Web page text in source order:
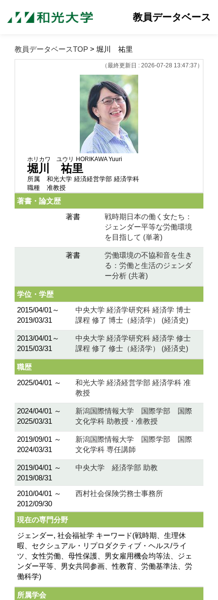
教員データベース
教員データベースTOP > 堀川 祐里
（最終更新日 : 2026-07-28 13:47:37）
ホリカワ ユウリ HORIKAWA Yuuri
堀川 祐里
所属
和光大学 経済経営学部 経済学科
職種
准教授
著書・論文歴
著書
戦時期日本の働く女たち：
ジェンダー平等な労働環境
を目指して (単著)
著書
労働環境の不協和音を生き
る：労働と生活のジェンダ
ー分析 (共著)
学位・学歴
2015/04/01～
2019/03/31
中央大学 経済学研究科 経済学 博士
課程 修了 博士（経済学） (経済史)
2013/04/01～
2015/03/31
中央大学 経済学研究科 経済学 修士
課程 修了 修士（経済学） (経済史)
職歴
2025/04/01 ～
和光大学 経済経営学部 経済学科 准
教授
2024/04/01 ～
2025/03/31
新潟国際情報大学 国際学部 国際
文化学科 助教授・准教授
2019/09/01 ～
2024/03/31
新潟国際情報大学 国際学部 国際
文化学科 専任講師
2019/04/01 ～
2019/08/31
中央大学 経済学部 助教
2010/04/01 ～
2012/09/30
西村社会保険労務士事務所
現在の専門分野
ジェンダー, 社会福祉学 キーワード(戦時期、生理休
暇、セクシュアル・リプロダクティブ・ヘルス/ライ
ツ、女性労働、母性保護、男女雇用機会均等法、ジェ
ンダー平等、男女共同参画、性教育、労働基準法、労
働科学)
所属学会